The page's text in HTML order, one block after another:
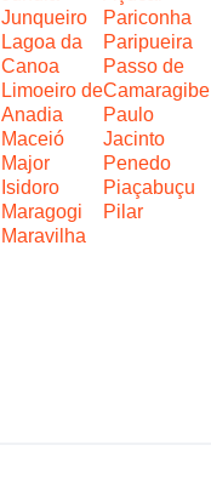
Junqueiro
Lagoa da
Canoa
Limoeiro de
Anadia
Maceió
Major
Isidoro
Maragogi
Maravilha
Pariconha
Paripueira
Passo de
Camaragibe
Paulo
Jacinto
Penedo
Piaçabuçu
Pilar